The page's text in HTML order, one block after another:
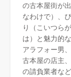
の古本屋街が
なわけで）、
り（こいつら
は）と魅力的
アラフォー男
古本屋の店主
の請負業者な